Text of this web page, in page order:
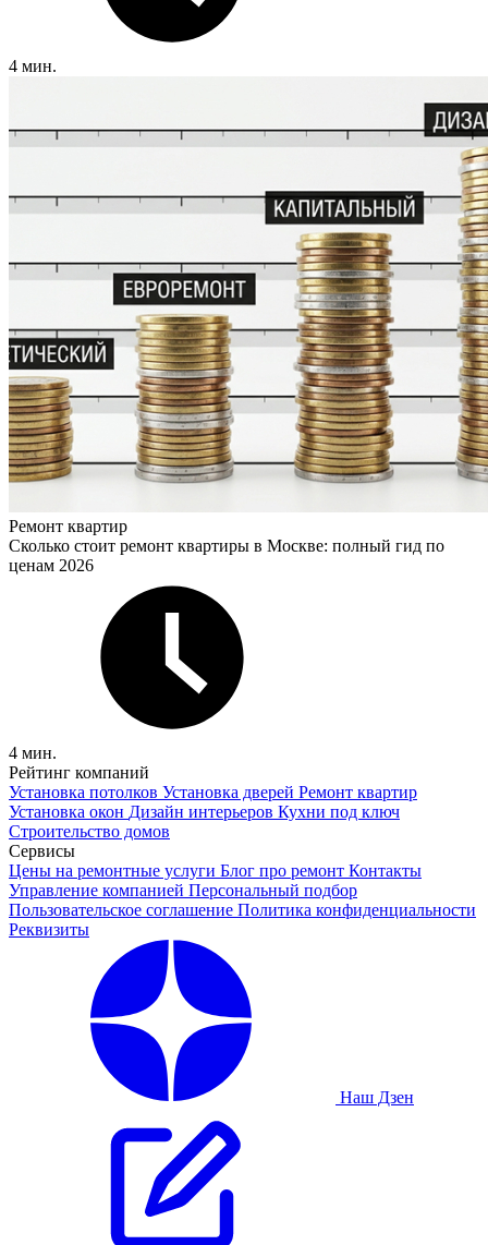
4 мин.
Ремонт квартир
Сколько стоит ремонт квартиры в Москве: полный гид по
ценам 2026
4 мин.
Рейтинг компаний
Установка потолков Установка дверей Ремонт квартир
Установка окон Дизайн интерьеров Кухни под ключ
Строительство домов
Сервисы
Цены на ремонтные услуги Блог про ремонт Контакты
Управление компанией Персональный подбор
Пользовательское соглашение Политика конфиденциальности
Реквизиты
Наш Дзен